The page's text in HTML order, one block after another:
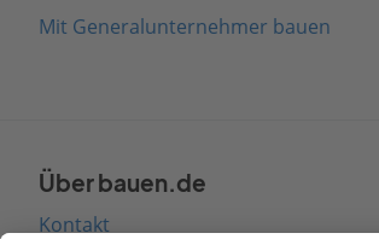
Mit Generalunternehmer bauen
Über bauen.de
Kontakt